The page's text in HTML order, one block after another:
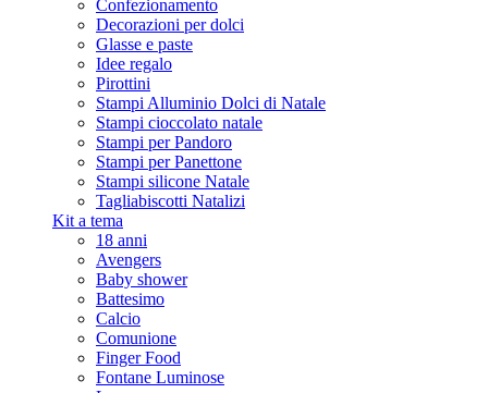
Confezionamento
Decorazioni per dolci
Glasse e paste
Idee regalo
Pirottini
Stampi Alluminio Dolci di Natale
Stampi cioccolato natale
Stampi per Pandoro
Stampi per Panettone
Stampi silicone Natale
Tagliabiscotti Natalizi
Kit a tema
18 anni
Avengers
Baby shower
Battesimo
Calcio
Comunione
Finger Food
Fontane Luminose